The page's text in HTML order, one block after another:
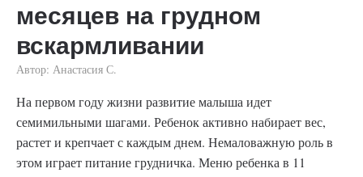
месяцев на грудном
вскармливании
Автор: Анастасия С.
На первом году жизни развитие малыша идет
семимильными шагами. Ребенок активно набирает вес,
растет и крепчает с каждым днем. Немаловажную роль в
этом играет питание грудничка. Меню ребенка в 11